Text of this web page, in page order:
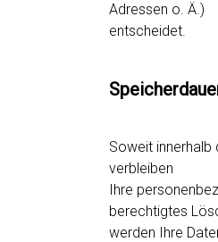
Adressen o. Ä.)
entscheidet.
Soweit innerhalb
verbleiben
Ihre
berechtigtes
werden Ihre